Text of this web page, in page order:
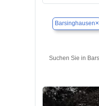
Barsinghausen×
Suchen Sie in